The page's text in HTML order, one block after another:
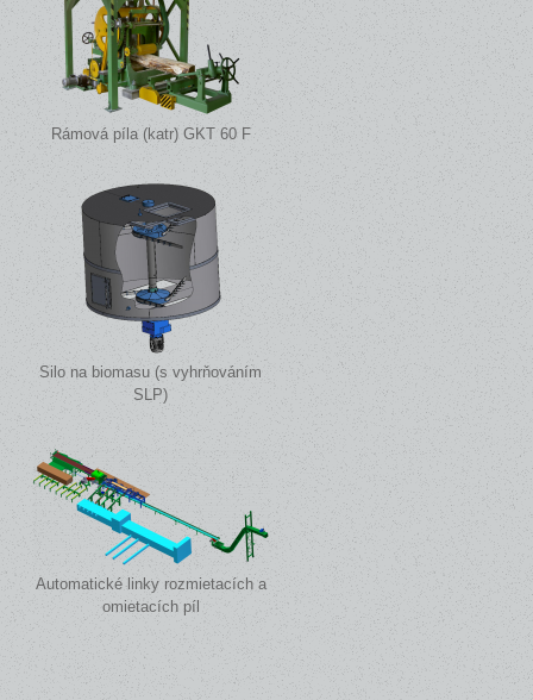
Rámová píla (katr) GKT 60 F
Silo na biomasu (s vyhrňováním
SLP)
Automatické linky rozmietacích a
omietacích píl